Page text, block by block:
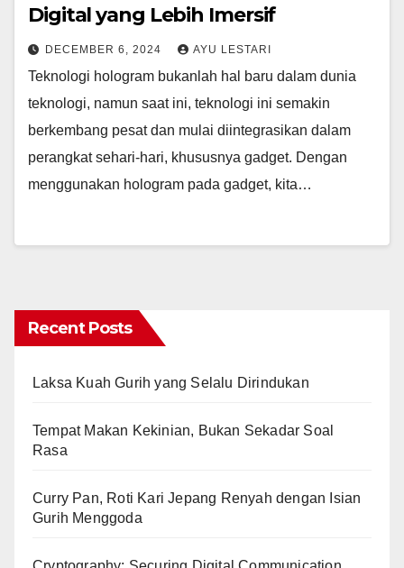
Digital yang Lebih Imersif
DECEMBER 6, 2024 AYU LESTARI
Teknologi hologram bukanlah hal baru dalam dunia
teknologi, namun saat ini, teknologi ini semakin
berkembang pesat dan mulai diintegrasikan dalam
perangkat sehari-hari, khususnya gadget. Dengan
menggunakan hologram pada gadget, kita…
Recent Posts
Laksa Kuah Gurih yang Selalu Dirindukan
Tempat Makan Kekinian, Bukan Sekadar Soal
Rasa
Curry Pan, Roti Kari Jepang Renyah dengan Isian
Gurih Menggoda